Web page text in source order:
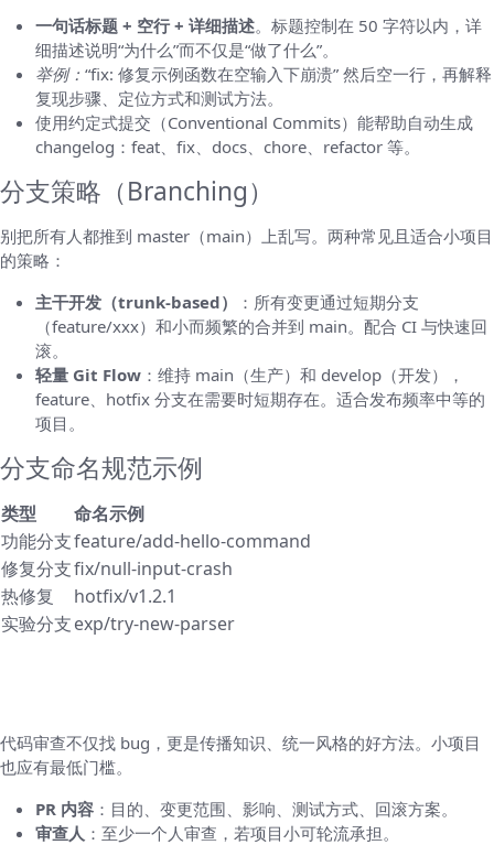
一句话标题 + 空行 + 详细描述。标题控制在 50 字符以内，详
细描述说明“为什么”而不仅是“做了什么”。
举例： “fix: 修复示例函数在空输入下崩溃” 然后空一行，再解释
复现步骤、定位方式和测试方法。
使用约定式提交（Conventional Commits）能帮助自动生成
changelog：feat、fix、docs、chore、refactor 等。
分支策略（Branching）
别把所有人都推到 master（main）上乱写。两种常见且适合小项目
的策略：
主干开发（trunk-based）
：所有变更通过短期分支
（feature/xxx）和小而频繁的合并到 main。配合 CI 与快速回
滚。
轻量 Git Flow ：维持 main（生产）和 develop（开发），
feature、hotfix 分支在需要时短期存在。适合发布频率中等的
项目。
分支命名规范示例
类型
命名示例
功能分支feature/add-hello-command
修复分支fix/null-input-crash
热修复
hotfix/v1.2.1
实验分支exp/try-new-parser
代码审查不仅找 bug，更是传播知识、统一风格的好方法。小项目
也应有最低门槛。
PR 内容 ：目的、变更范围、影响、测试方式、回滚方案。
审查人 ：至少一个人审查，若项目小可轮流承担。